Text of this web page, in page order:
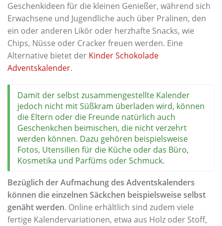
Geschenkideen für die kleinen Genießer, während sich
Erwachsene und Jugendliche auch über Pralinen, den
ein oder anderen Likör oder herzhafte Snacks, wie
Chips, Nüsse oder Cracker freuen werden. Eine
Alternative bietet der Kinder Schokolade
Adventskalender.
Damit der selbst zusammengestellte Kalender
jedoch nicht mit Süßkram überladen wird, können
die Eltern oder die Freunde natürlich auch
Geschenkchen beimischen, die nicht verzehrt
werden können. Dazu gehören beispielsweise
Fotos, Utensilien für die Küche oder das Büro,
Kosmetika und Parfüms oder Schmuck.
Bezüglich der Aufmachung des Adventskalenders
können die einzelnen Säckchen beispielsweise selbst
genäht werden. Online erhältlich sind zudem viele
fertige Kalendervariationen, etwa aus Holz oder Stoff,